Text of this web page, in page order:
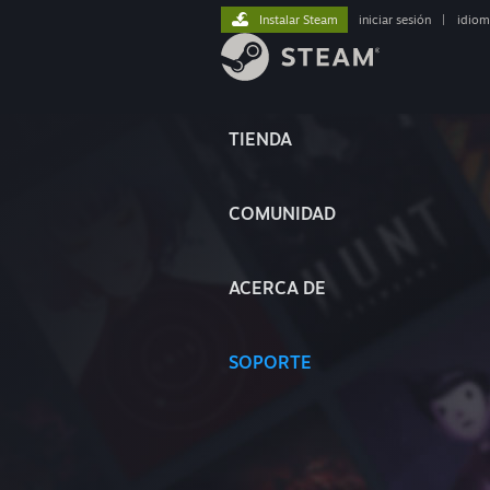
TIENDA
COMUNIDAD
ACERCA DE
SOPORTE
Instalar Steam iniciar sesión